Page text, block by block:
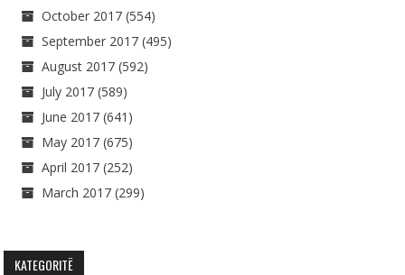
October 2017 (554)
September 2017 (495)
August 2017 (592)
July 2017 (589)
June 2017 (641)
May 2017 (675)
April 2017 (252)
March 2017 (299)
KATEGORITË